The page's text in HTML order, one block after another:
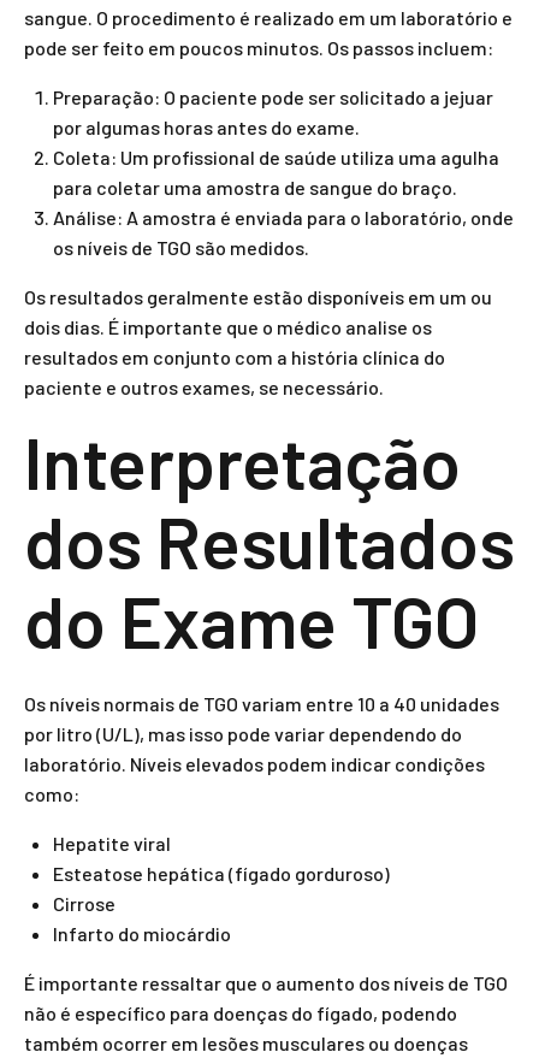
sangue. O procedimento é realizado em um laboratório e
pode ser feito em poucos minutos. Os passos incluem:
Preparação: O paciente pode ser solicitado a jejuar
por algumas horas antes do exame.
Coleta: Um profissional de saúde utiliza uma agulha
para coletar uma amostra de sangue do braço.
Análise: A amostra é enviada para o laboratório, onde
os níveis de TGO são medidos.
Os resultados geralmente estão disponíveis em um ou
dois dias. É importante que o médico analise os
resultados em conjunto com a história clínica do
paciente e outros exames, se necessário.
Interpretação
dos Resultados
do Exame TGO
Os níveis normais de TGO variam entre 10 a 40 unidades
por litro (U/L), mas isso pode variar dependendo do
laboratório. Níveis elevados podem indicar condições
como:
Hepatite viral
Esteatose hepática (fígado gorduroso)
Cirrose
Infarto do miocárdio
É importante ressaltar que o aumento dos níveis de TGO
não é específico para doenças do fígado, podendo
também ocorrer em lesões musculares ou doenças